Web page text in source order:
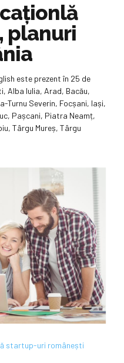
planuri
este prezent în 25 de
Alba Iulia, Arad, Bacău,
Turnu Severin, Focșani, Iași,
Pașcani, Piatra Neamț,
Târgu Mureș, Târgu
startup-uri românești